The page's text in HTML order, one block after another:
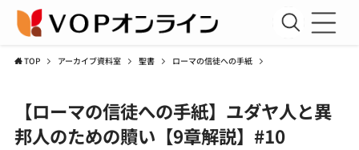
会員ログイン
TOP アーカイブ資料室 聖書 ローマの信徒への手紙
【ローマの信徒への手紙】ユダヤ人と異
邦人のための贖い【9章解説】#10